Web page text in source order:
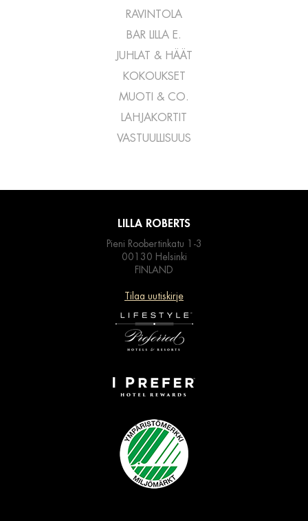
RAVINTOLA
BAR LILLA E.
JUHLAT & HÄÄT
KOKOUKSET
MUOTI & CO.
LAHJAKORTIT
VASTUULLISUUS
LILLA ROBERTS
Pieni Roobertinkatu 1-3
00130 Helsinki
FINLAND
Tilaa uutiskirje